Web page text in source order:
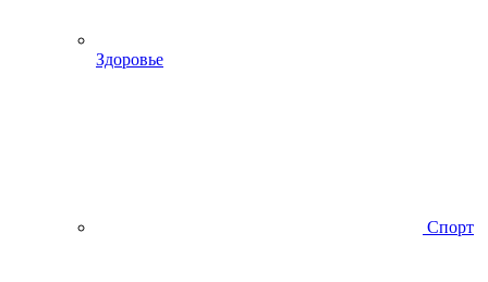
Здоровье
Спорт